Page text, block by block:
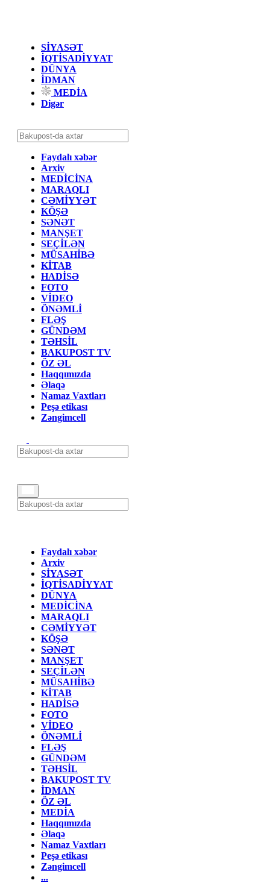
SİYASƏT
İQTİSADİYYAT
DÜNYA
İDMAN
MEDİA
Digər
Faydalı xəbər
Arxiv
MEDİCİNA
MARAQLI
CƏMİYYƏT
KÖŞƏ
SƏNƏT
MANŞET
SEÇİLƏN
MÜSAHİBƏ
KİTAB
HADİSƏ
FOTO
VİDEO
ÖNƏMLİ
FLƏŞ
GÜNDƏM
TƏHSİL
BAKUPOST TV
ÖZ ƏL
Haqqımızda
Əlaqə
Namaz Vaxtları
Peşə etikası
Zəngimcell
Faydalı xəbər
Arxiv
SİYASƏT
İQTİSADİYYAT
DÜNYA
MEDİCİNA
MARAQLI
CƏMİYYƏT
KÖŞƏ
SƏNƏT
MANŞET
SEÇİLƏN
MÜSAHİBƏ
KİTAB
HADİSƏ
FOTO
VİDEO
ÖNƏMLİ
FLƏŞ
GÜNDƏM
TƏHSİL
BAKUPOST TV
İDMAN
ÖZ ƏL
MEDİA
Haqqımızda
Əlaqə
Namaz Vaxtları
Peşə etikası
Zəngimcell
...